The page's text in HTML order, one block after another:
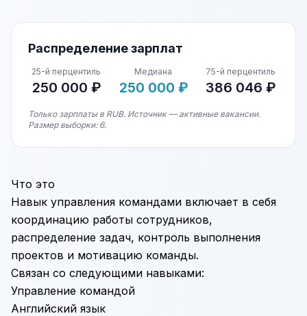
Распределение зарплат
25-й перцентиль
250 000 ₽
Медиана
250 000 ₽
75-й перцентиль
386 046 ₽
Только зарплаты в RUB. Источник — активные вакансии.
Размер выборки: 6.
Что это
Навык управления командами включает в себя
координацию работы сотрудников,
распределение задач, контроль выполнения
проектов и мотивацию команды.
Связан со следующими навыками:
Управление командой
Английский язык